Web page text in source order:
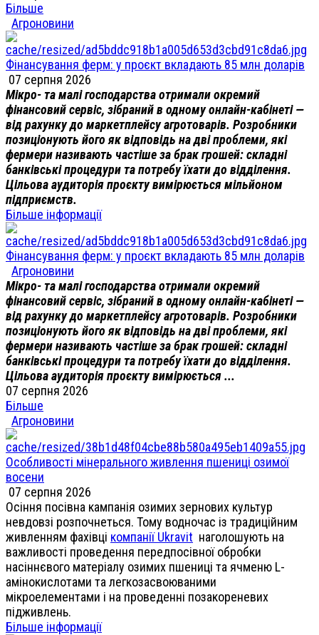
Більше
Агроновини
Фінансування ферм: у проєкт вкладають 85 млн доларів
07 серпня 2026
Мікро- та малі господарства отримали окремий
фінансовий сервіс, зібраний в одному онлайн-кабінеті —
від рахунку до маркетплейсу агротоварів. Розробники
позиціонують його як відповідь на дві проблеми, які
фермери називають частіше за брак грошей: складні
банківські процедури та потребу їхати до відділення.
Цільова аудиторія проєкту вимірюється мільйоном
підприємств.
Більше інформації
Фінансування ферм: у проєкт вкладають 85 млн доларів
Агроновини
Мікро- та малі господарства отримали окремий
фінансовий сервіс, зібраний в одному онлайн-кабінеті —
від рахунку до маркетплейсу агротоварів. Розробники
позиціонують його як відповідь на дві проблеми, які
фермери називають частіше за брак грошей: складні
банківські процедури та потребу їхати до відділення.
Цільова аудиторія проєкту вимірюється ...
07 серпня 2026
Більше
Агроновини
Особливості мінерального живлення пшениці озимої
восени
07 серпня 2026
Осіння посівна кампанія озимих зернових культур
невдовзі розпочнеться. Тому водночас із традиційним
живленням фахівці компанії Ukravit наголошують на
важливості проведення передпосівної обробки
насіннєвого матеріалу озимих пшениці та ячменю L-
амінокислотами та легкозасвоюваними
мікроелементами і на проведенні позакореневих
підживлень.
Більше інформації